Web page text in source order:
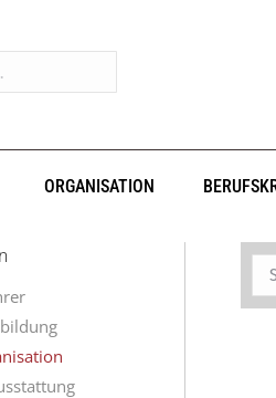
ORGANISATION